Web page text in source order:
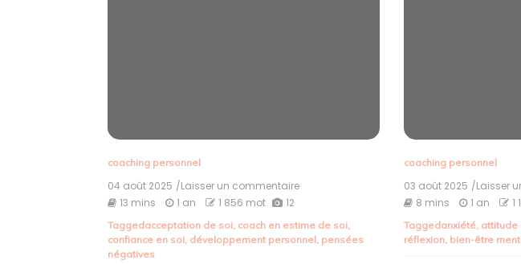
coaching personnel
04 août 2025 /Laisser un commentaire
essentiel
du
13 mins 1 an 1 856 mot 12
Taggedacceptation de soi, coach en estime de soi,
confiance en soi, développement personnel, pensées
négatives
coaching personnel
03 août 2025 /Laisser
8 mins 1 an 1
Taggedanxiété, attitude
réflexion, bien-être